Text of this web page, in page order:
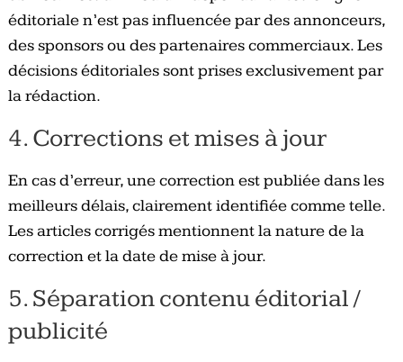
éditoriale n’est pas influencée par des annonceurs,
des sponsors ou des partenaires commerciaux. Les
décisions éditoriales sont prises exclusivement par
la rédaction.
4. Corrections et mises à jour
En cas d’erreur, une correction est publiée dans les
meilleurs délais, clairement identifiée comme telle.
Les articles corrigés mentionnent la nature de la
correction et la date de mise à jour.
5. Séparation contenu éditorial /
publicité